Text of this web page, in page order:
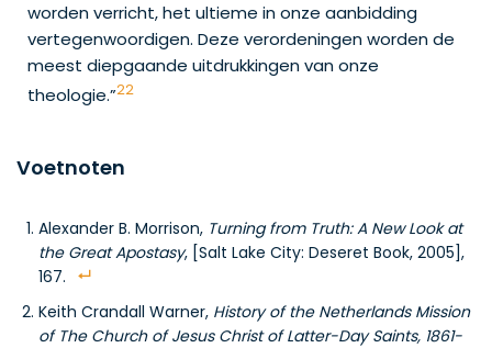
worden verricht, het ultieme in onze aanbidding
vertegenwoordigen. Deze verordeningen worden de
meest diepgaande uitdrukkingen van onze
theologie.”22
Voetnoten
Alexander B. Morrison, Turning from Truth: A New Look at
the Great Apostasy, [Salt Lake City: Deseret Book, 2005],
167.
Keith Crandall Warner, History of the Netherlands Mission
of The Church of Jesus Christ of Latter-Day Saints, 1861-